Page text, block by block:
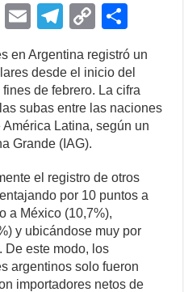
Pi
E
m
ail
T
el
e
gr
a
m
C
o
p
y
Li
k
h
ar
e
en Argentina registró un
desde el inicio del
de febrero. La cifra
subas entre las naciones
Latina, según un
Grande (IAG).
el registro de otros
por 10 puntos a
a México (10,7%),
y ubicándose muy por
De este modo, los
argentinos solo fueron
importadores netos de